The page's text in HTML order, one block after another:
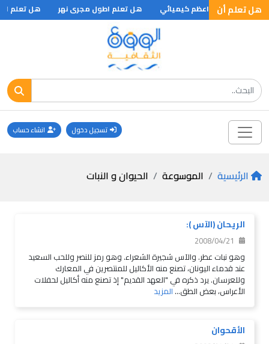
هل تعلم أن
هل تعلم اعظم كيميائي هل تعلم اطول مجرى نهر هل تعلم ان
تسجيل دخول انشاء حساب
الرئيسية الموسوعة الحيوان و النبات
الريحان (الآس ):
2008/04/21
وهو نبات عطر. والآس شجيرة الشعراء. وهو رمز للنصر وللحب السعيد
عند قدماء اليونان، تصنع منه الأكاليل للمنتصرين في المعارك
وللعرسان. يرد ذكره في "العهد القديم" إذ تصنع منه أكاليل لحفلات
الأعراس، بعض الطق...المزيد
الأقحوان